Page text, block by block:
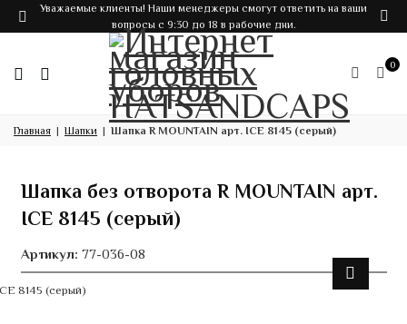
Уважаемые клиенты! Наши менеджеры смогут ответить на ваши
вопросы с 9:30 до 18 в рабочие дни.
0
Главная Шапки Шапка R MOUNTAIN арт. ICE 8145 (серый)
Шапка без отворота R MOUNTAIN арт.
ICE 8145 (серый)
Артикул: 77-036-08